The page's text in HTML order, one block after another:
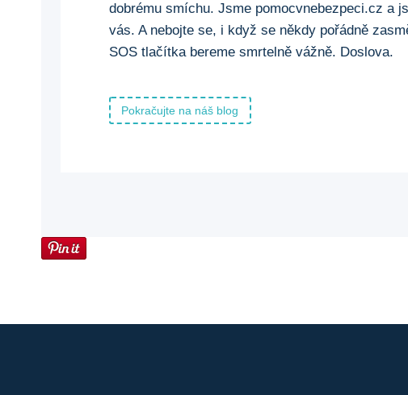
dobrému smíchu. Jsme pomocvnebezpeci.cz a
vás. A nebojte se, i když se někdy pořádně
SOS tlačítka bereme smrtelně vážně. Doslova.
Pokračujte na náš blog